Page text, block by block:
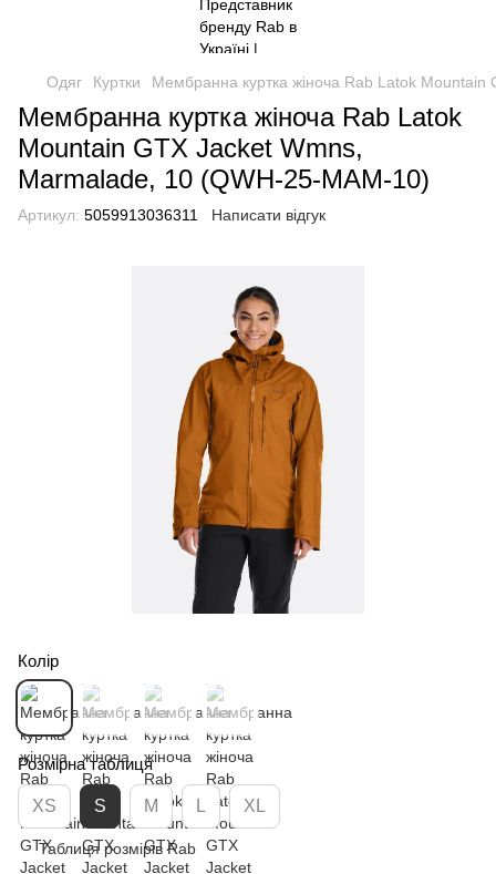
Одяг Куртки Мембранна куртка жіноча Rab Latok
Мембранна куртка жіноча Rab Latok
Mountain GTX Jacket Wmns,
Marmalade, 10 (QWH-25-MAM-10)
Артикул: 5059913036311 Написати відгук
Колір
Розмірна таблиця
XS S M L XL
Таблиця розмірів Rab